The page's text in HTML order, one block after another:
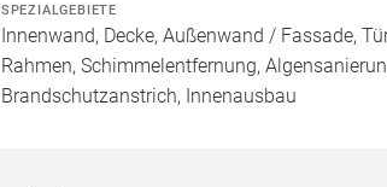
SPEZIALGEBIETE
Innenwand, Decke, Außenwand / Fassade,
Rahmen, Schimmelentfernung,
Brandschutzanstrich, Innenausbau